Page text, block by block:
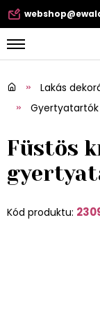
Lakás
Füstös
Kód produktu: